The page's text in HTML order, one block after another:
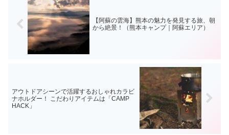
【阿蘇の雲海】熊本の魅力を発見する旅、朝
から絶景！（熊本キャンプ｜阿蘇エリア）
アウトドアシーンで活躍するおしゃれカラビ
ナホルダー！ こだわりアイテムは「CAMP
HACK」